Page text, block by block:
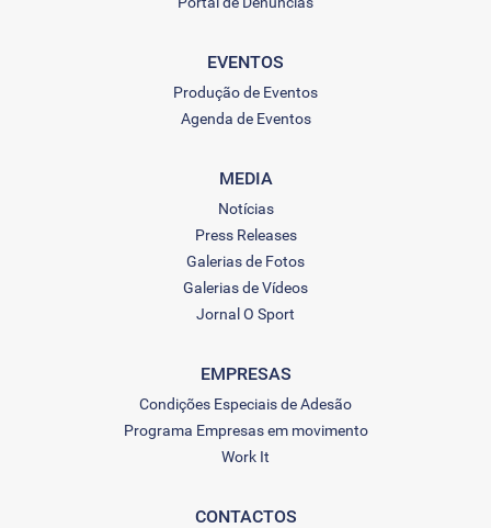
EVENTOS
Produção de Eventos
Agenda de Eventos
MEDIA
Notícias
Press Releases
Galerias de Fotos
Galerias de Vídeos
Jornal O Sport
EMPRESAS
Condições Especiais de Adesão
Programa Empresas em movimento
Work It
CONTACTOS